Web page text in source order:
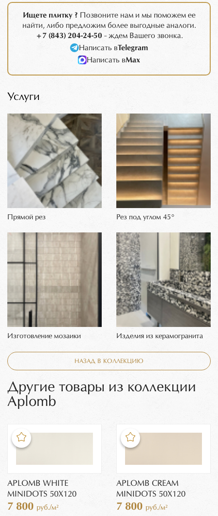
Ищете плитку ? Позвоните нам и мы поможем ее
найти, либо предложим более выгодные аналоги.
+7 (843) 204-24-50 - ждем Вашего звонка.
Написать вTelegram
Написать вMax
Услуги
Прямой рез Рез под углом 45°
Изготовление мозаики Изделия из керамогранита
НАЗАД В КОЛЛЕКЦИЮ
Другие товары из коллекции
Aplomb
APLOMB WHITE
MINIDOTS 50X120
7 800 руб./м²
APLOMB CREAM
MINIDOTS 50X120
7 800 руб./м²